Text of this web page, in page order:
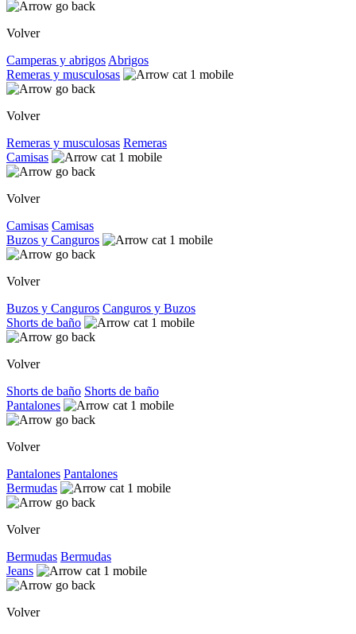
Volver
Camperas y abrigos Abrigos
Remeras y musculosas
Volver
Remeras y musculosas Remeras
Camisas
Volver
Camisas Camisas
Buzos y Canguros
Volver
Buzos y Canguros Canguros y Buzos
Shorts de baño
Volver
Shorts de baño Shorts de baño
Pantalones
Volver
Pantalones Pantalones
Bermudas
Volver
Bermudas Bermudas
Jeans
Volver